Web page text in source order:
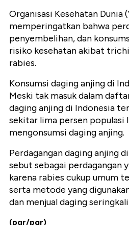
Organisasi Kesehatan Dunia
memperingatkan bahwa
penyembelihan, dan
risiko kesehatan akibat
rabies.
Konsumsi daging anjing di
Meski tak masuk dalam
daging anjing di Indonesia
sekitar lima persen populasi
mengonsumsi daging anjing.
Perdagangan daging anjing
sebut sebagai perdagangan
karena rabies cukup umum
serta metode yang
dan menjual daging
(pgr/pgr)